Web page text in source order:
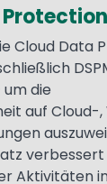
Cloud Data
um die
auf Cloud-
verbessert
Aktivitäten